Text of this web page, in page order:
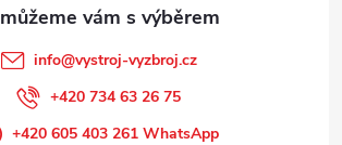
info@vystroj-vyzbroj.cz
+420 734 63 26 75
+420 605 403 261 WhatsApp